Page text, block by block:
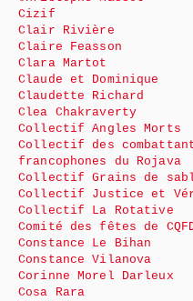
Cizif
Clair Rivière
Claire Feasson
Clara Martot
Claude et Dominique
Claudette Richard
Clea Chakraverty
Collectif Angles Morts
Collectif des
francophones du Rojava
Collectif Grains de
Collectif Justice et
Collectif La Rotative
Comité des fêtes de
Constance Le Bihan
Constance Vilanova
Corinne Morel Darleux
Cosa Rara